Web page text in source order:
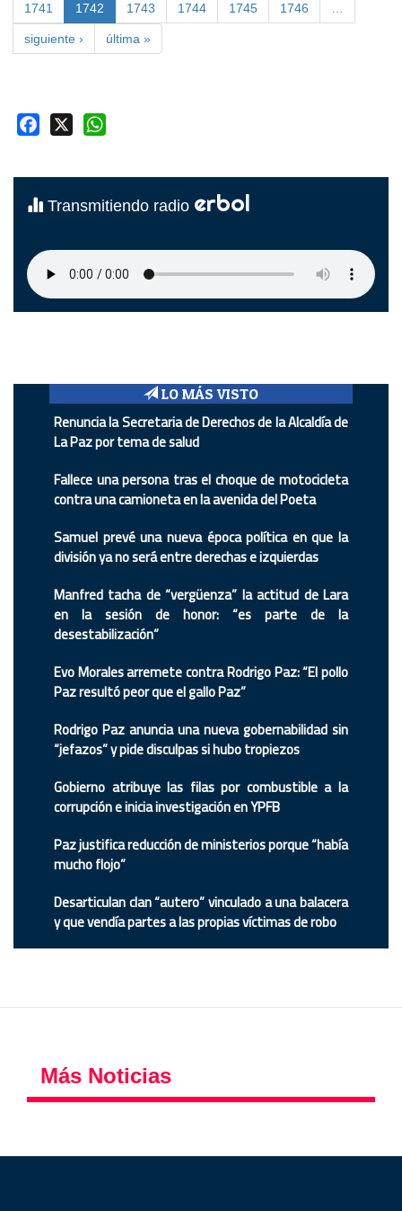
1741 1742 1743 1744 1745 1746
siguiente › última »
Facebook
Transmitiendo radio erbol
LO MÁS VISTO
Renuncia la Secretaria de Derechos de la Alcaldía de
La Paz por tema de salud
Fallece una persona tras el choque de motocicleta
contra una camioneta en la avenida del Poeta
Samuel prevé una nueva época política en que la
división ya no será entre derechas e izquierdas
Manfred tacha de “vergüenza” la actitud de Lara
en la sesión de honor: “es parte de la
desestabilización”
Evo Morales arremete contra Rodrigo Paz: “El pollo
Paz resultó peor que el gallo Paz”
Rodrigo Paz anuncia una nueva gobernabilidad sin
“jefazos” y pide disculpas si hubo tropiezos
Gobierno atribuye las filas por combustible a la
corrupción e inicia investigación en YPFB
Paz justifica reducción de ministerios porque “había
mucho flojo”
Desarticulan clan “autero” vinculado a una balacera
y que vendía partes a las propias víctimas de robo
Más Noticias